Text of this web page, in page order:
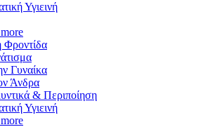
Υγιεινή
Γυναίκα
Άνδρα
& Περιποίηση
Υγιεινή